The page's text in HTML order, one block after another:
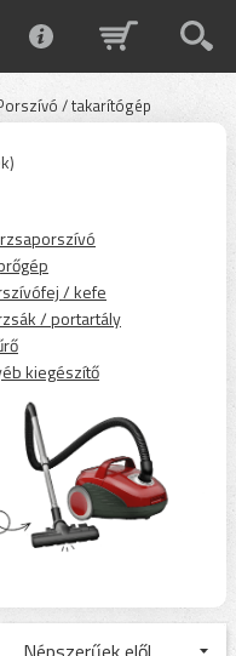
/ takarítógép
/ kefe
/ portartály
kiegészítő